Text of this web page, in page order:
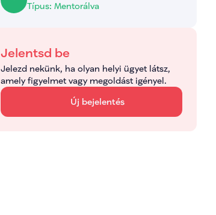
Típus: Mentorálva
Jelentsd be
Jelezd nekünk, ha olyan helyi ügyet látsz,
amely figyelmet vagy megoldást igényel.
Új bejelentés